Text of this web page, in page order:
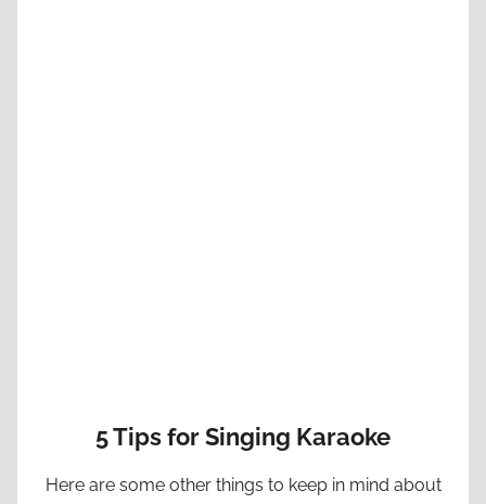
5 Tips for Singing Karaoke
Here are some other things to keep in mind about